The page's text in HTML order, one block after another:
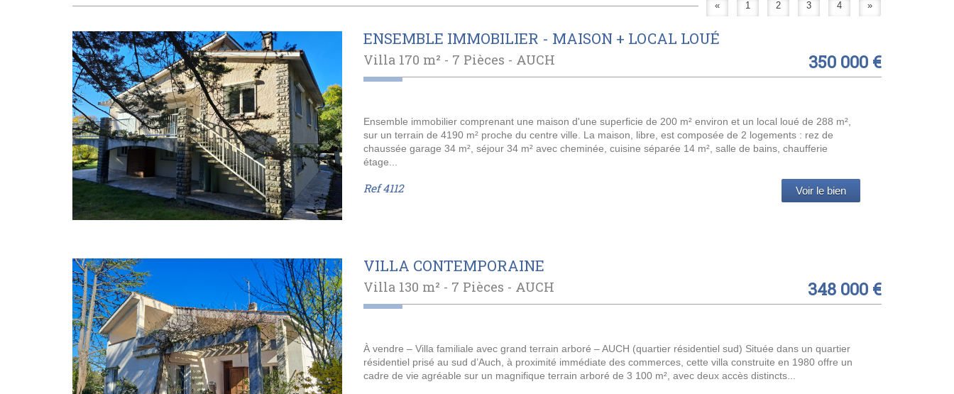
« 1 2 3 4 »
ENSEMBLE IMMOBILIER - MAISON + LOCAL LOUÉ
Villa 170 m² - 7 Pièces - AUCH 350 000 €
Ensemble immobilier comprenant une maison d'une superficie de 200 m² environ et un local loué de 288 m²,
sur un terrain de 4190 m² proche du centre ville. La maison, libre, est composée de 2 logements : rez de
chaussée garage 34 m², séjour 34 m² avec cheminée, cuisine séparée 14 m², salle de bains, chaufferie
étage...
Ref4112 Voir le bien
VILLA CONTEMPORAINE
Villa 130 m² - 7 Pièces - AUCH 348 000 €
À vendre – Villa familiale avec grand terrain arboré – AUCH (quartier résidentiel sud) Située dans un quartier
résidentiel prisé au sud d’Auch, à proximité immédiate des commerces, cette villa construite en 1980 offre un
cadre de vie agréable sur un magnifique terrain arboré de 3 100 m², avec deux accès distincts...